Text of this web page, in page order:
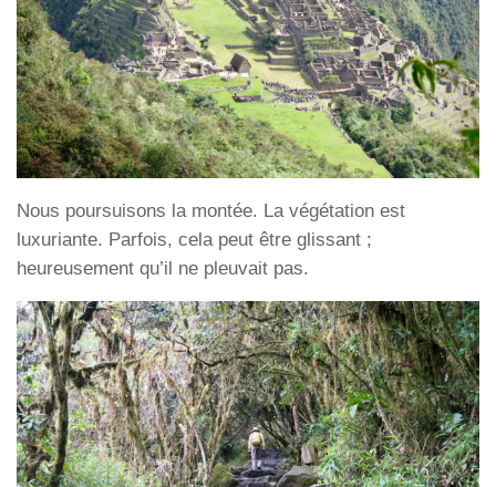
Nous poursuisons la montée. La végétation est
luxuriante. Parfois, cela peut être glissant ;
heureusement qu’il ne pleuvait pas.